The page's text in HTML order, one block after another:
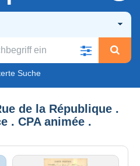
Suche
de la République .
. CPA animée .